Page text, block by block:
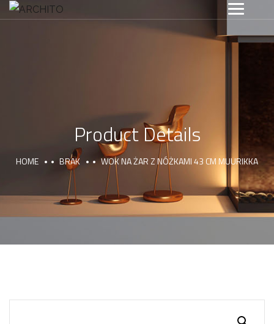
Product Details
HOME BRAK WOK NA ŻAR Z NÓŻKAMI 43 CM MUURIKKA